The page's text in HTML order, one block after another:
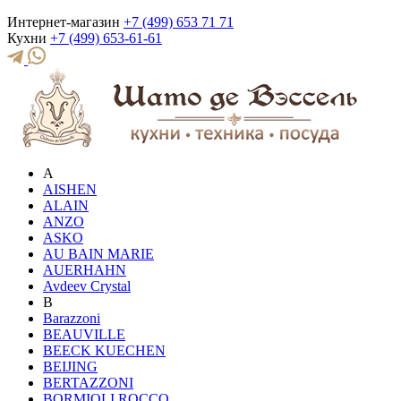
Интернет-магазин +7 (499) 653 71 71
Кухни +7 (499) 653-61-61
A
AISHEN
ALAIN
ANZO
ASKO
AU BAIN MARIE
AUERHAHN
Avdeev Crystal
B
Barazzoni
BEAUVILLE
BEECK KUECHEN
BEIJING
BERTAZZONI